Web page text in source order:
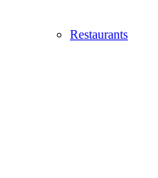
Restaurants